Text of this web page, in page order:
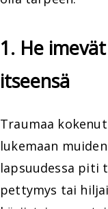
1. He
itseensä
Traumaa
lukemaan
lapsuudessa piti
pettymys tai